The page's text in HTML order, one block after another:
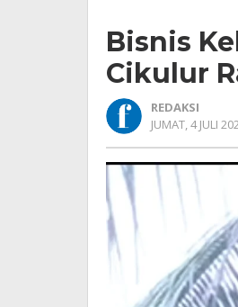
di
Bisnis
Cikulur
REDAKSI
JUMAT, 4 JULI